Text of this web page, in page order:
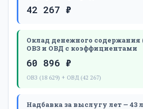
42 267 ₽
Оклад денежного
ОВЗ и ОВД с коэффициентами
60 896 ₽
ОВЗ (18 629) + ОВД (42 267)
Надбавка за выслугу лет — 43